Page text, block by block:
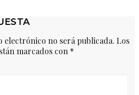
electrónico no será publicada. Los
marcados con *